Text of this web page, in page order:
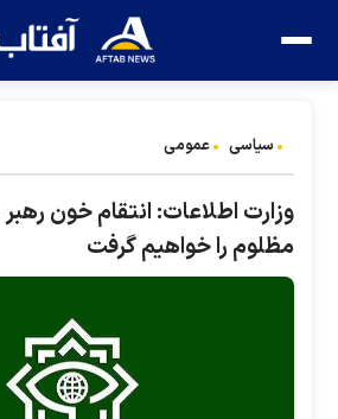
سیاسی عمومی
وزارت اطلاعات: انتقام خون
مظلوم را خواهیم گرفت